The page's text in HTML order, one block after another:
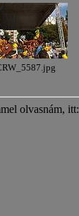
olvasnám, itt: